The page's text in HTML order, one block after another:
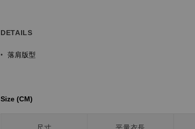
DETAILS
• 落肩版型
Size (CM)⁡⁡